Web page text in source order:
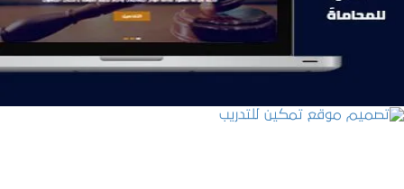
التفاصيل